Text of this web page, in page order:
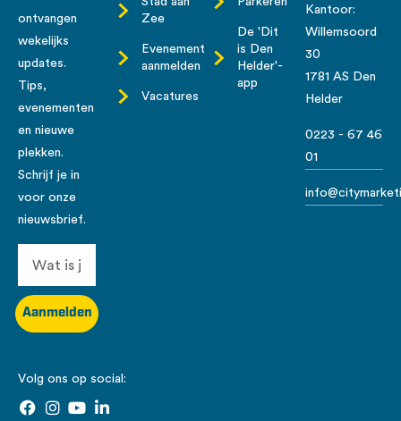
ontvangen
wekelijks
updates.
Tips,
evenementen
en nieuwe
plekken.
Schrijf je in
voor onze
nieuwsbrief.
Aanmelden
Zee
Evenement
aanmelden
Vacatures
De 'Dit
is Den
Helder'-
app
Kantoor:
Willemsoord
30
1781 AS Den
Helder
0223 - 67 46
01
Volg ons op social: